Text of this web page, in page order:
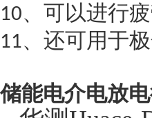
10、可以进行
11、还可用于
储能电介电放